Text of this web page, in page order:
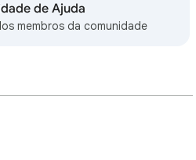
de Ajuda
membros da comunidade